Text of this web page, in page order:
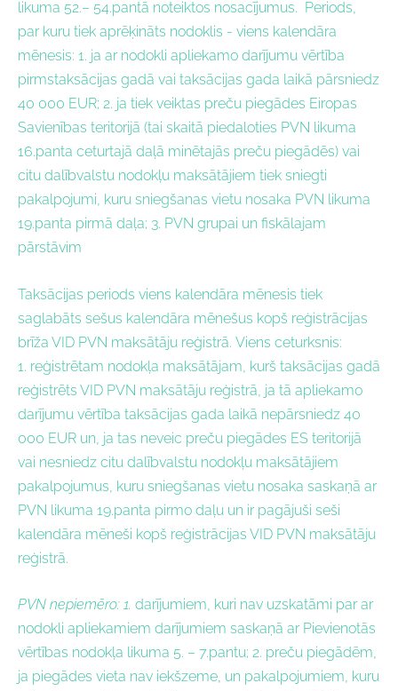
likuma 52.– 54.pantā noteiktos nosacījumus. Periods,
par kuru tiek aprēķināts nodoklis - viens kalendāra
mēnesis: 1. ja ar nodokli apliekamo darījumu vērtība
pirmstaksācijas gadā vai taksācijas gada laikā pārsniedz
40 000 EUR; 2. ja tiek veiktas preču piegādes Eiropas
Savienības teritorijā (tai skaitā piedaloties PVN likuma
16.panta ceturtajā daļā minētajās preču piegādēs) vai
citu dalībvalstu nodokļu maksātājiem tiek sniegti
pakalpojumi, kuru sniegšanas vietu nosaka PVN likuma
19.panta pirmā daļa; 3. PVN grupai un fiskālajam
pārstāvim
Taksācijas periods viens kalendāra mēnesis tiek
saglabāts sešus kalendāra mēnešus kopš reģistrācijas
brīža VID PVN maksātāju reģistrā. Viens ceturksnis:
1. reģistrētam nodokļa maksātājam, kurš taksācijas gadā
reģistrēts VID PVN maksātāju reģistrā, ja tā apliekamo
darījumu vērtība taksācijas gada laikā nepārsniedz 40
000 EUR un, ja tas neveic preču piegādes ES teritorijā
vai nesniedz citu dalībvalstu nodokļu maksātājiem
pakalpojumus, kuru sniegšanas vietu nosaka saskaņā ar
PVN likuma 19.panta pirmo daļu un ir pagājuši seši
kalendāra mēneši kopš reģistrācijas VID PVN maksātāju
reģistrā.
PVN nepiemēro: 1. darījumiem, kuri nav uzskatāmi par ar
nodokli apliekamiem darījumiem saskaņā ar Pievienotās
vērtības nodokļa likuma 5. – 7.pantu; 2. preču piegādēm,
ja piegādes vieta nav iekšzeme, un pakalpojumiem, kuru